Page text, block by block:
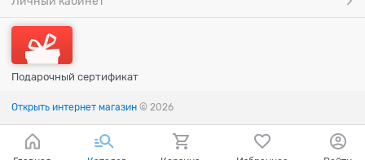
Подарочный сертификат
Открыть интернет магазин © 2026